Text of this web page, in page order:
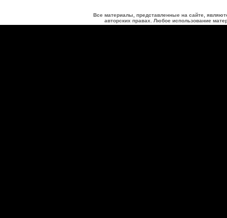
Все материалы, представленные на сайте,
авторских правах. Любое использование